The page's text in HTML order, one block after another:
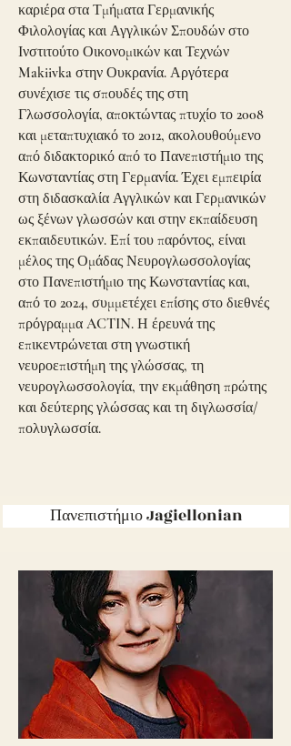
καριέρα στα Τμήματα Γερμανικής
Φιλολογίας και Αγγλικών Σπουδών στο
Ινστιτούτο Οικονομικών και Τεχνών
Makiivka στην Ουκρανία. Αργότερα
συνέχισε τις σπουδές της στη
Γλωσσολογία, αποκτώντας πτυχίο το 2008
και μεταπτυχιακό το 2012, ακολουθούμενο
από διδακτορικό από το Πανεπιστήμιο της
Κωνσταντίας στη Γερμανία. Έχει εμπειρία
στη διδασκαλία Αγγλικών και Γερμανικών
ως ξένων γλωσσών και στην εκπαίδευση
εκπαιδευτικών. Επί του παρόντος, είναι
μέλος της Ομάδας Νευρογλωσσολογίας
στο Πανεπιστήμιο της Κωνσταντίας και,
από το 2024, συμμετέχει επίσης στο διεθνές
πρόγραμμα ACTIN. Η έρευνά της
επικεντρώνεται στη γνωστική
νευροεπιστήμη της γλώσσας, τη
νευρογλωσσολογία, την εκμάθηση πρώτης
και δεύτερης γλώσσας και τη διγλωσσία/
πολυγλωσσία.
Πανεπιστήμιο Jagiellonian